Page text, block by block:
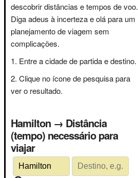
descobrir distâncias e tempos de voo.
Diga adeus à incerteza e olá para um
planejamento de viagem sem
complicações.
Entre a cidade de partida e destino.
Clique no ícone de pesquisa para
ver o resultado.
Hamilton → Distância
(tempo) necessário para
viajar